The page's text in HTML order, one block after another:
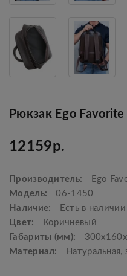
Рюкзак Ego
12159р.
Производитель:
Ego
Модель:
06-1450
Наличие:
Есть в наличии
Цвет:
Коричневый
Габариты (мм):
Материал: